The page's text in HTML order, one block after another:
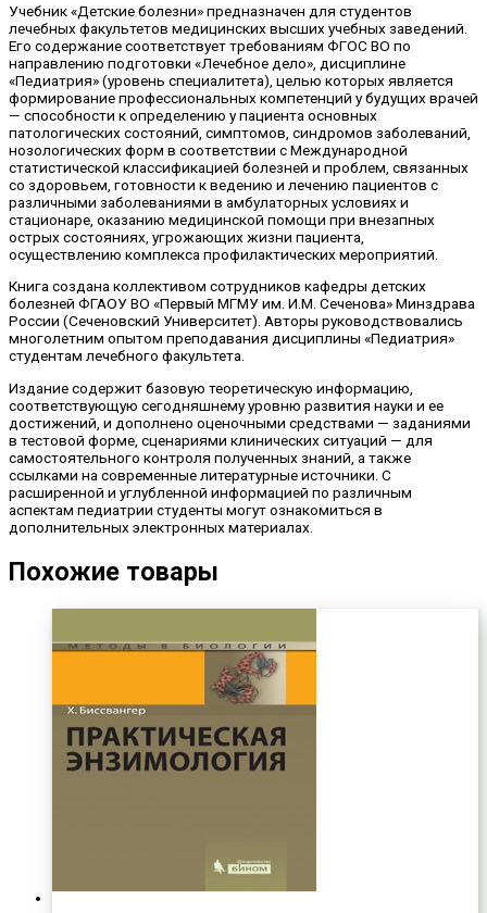
Учебник «Детские болезни» предназначен для студентов
лечебных факультетов медицинских высших учебных заведений.
Его содержание соответствует требованиям ФГОС ВО по
направлению подготовки «Лечебное дело», дисциплине
«Педиатрия» (уровень специалитета), целью которых является
формирование профессиональных компетенций у будущих врачей
— способности к определению у пациента основных
патологических состояний, симптомов, синдромов заболеваний,
нозологических форм в соответствии с Международной
статистической классификацией болезней и проблем, связанных
со здоровьем, готовности к ведению и лечению пациентов с
различными заболеваниями в амбулаторных условиях и
стационаре, оказанию медицинской помощи при внезапных
острых состояниях, угрожающих жизни пациента,
осуществлению комплекса профилактических мероприятий.
Книга создана коллективом сотрудников кафедры детских
болезней ФГАОУ ВО «Первый МГМУ им. И.М. Сеченова» Минздрава
России (Сеченовский Университет). Авторы руководствовались
многолетним опытом преподавания дисциплины «Педиатрия»
студентам лечебного факультета.
Издание содержит базовую теоретическую информацию,
соответствующую сегодняшнему уровню развития науки и ее
достижений, и дополнено оценочными средствами — заданиями
в тестовой форме, сценариями клинических ситуаций — для
самостоятельного контроля полученных знаний, а также
ссылками на современные литературные источники. С
расширенной и углубленной информацией по различным
аспектам педиатрии студенты могут ознакомиться в
дополнительных электронных материалах.
Похожие товары